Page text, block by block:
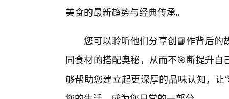
美食的最新趋势与经典传承。
您可以聆听他们分享创📘作背后的
同食材的搭配奥秘，从而不🎯断提升
够帮助您建立起更深厚的品味认知，